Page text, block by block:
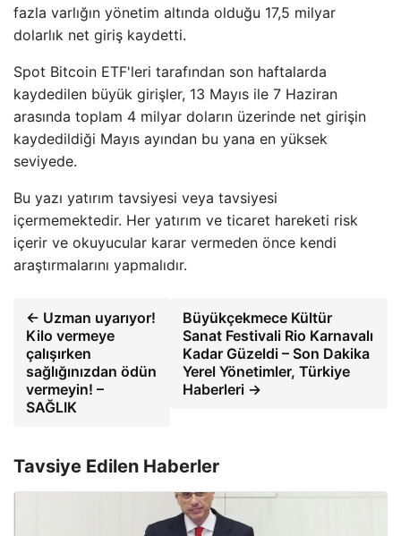
fazla varlığın yönetim altında olduğu 17,5 milyar
dolarlık net giriş kaydetti.
Spot Bitcoin ETF'leri tarafından son haftalarda
kaydedilen büyük girişler, 13 Mayıs ile 7 Haziran
arasında toplam 4 milyar doların üzerinde net girişin
kaydedildiği Mayıs ayından bu yana en yüksek
seviyede.
Bu yazı yatırım tavsiyesi veya tavsiyesi
içermemektedir. Her yatırım ve ticaret hareketi risk
içerir ve okuyucular karar vermeden önce kendi
araştırmalarını yapmalıdır.
← Uzman uyarıyor!
Kilo vermeye
çalışırken
sağlığınızdan ödün
vermeyin! –
SAĞLIK
Büyükçekmece Kültür
Sanat Festivali Rio Karnavalı
Kadar Güzeldi – Son Dakika
Yerel Yönetimler, Türkiye
Haberleri →
Tavsiye Edilen Haberler